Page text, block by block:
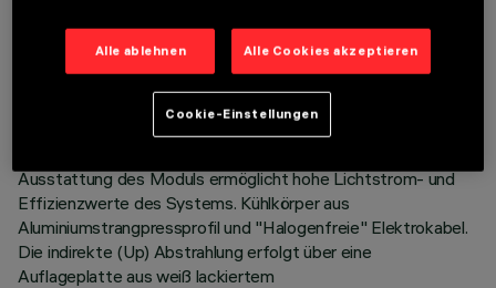
direkter (Down) und indirekter (Up) Abstrahlung. Low Output
(LO) Version mit Lichtlenkung (L≤3000cd/m²) geeignet für
Räume mit Bildschirmarbeitsplätzen (UGR<19). Space Opti-
Diamond Optik erhältlich sowohl in der Version mit weißer
Abdeckung (transparentes Weiß) oder schwarz
Ausstattung des Moduls ermöglicht hohe Lichtstrom- und
Effizienzwerte des Systems. Kühlkörper aus
Aluminiumstrangpressprofil und "Halogenfreie" Elektrokabel.
Die indirekte (Up) Abstrahlung erfolgt über eine
Auflageplatte aus weiß lackiertem
Alle ablehnen Alle Cookies akzeptieren
Cookie-Einstellungen